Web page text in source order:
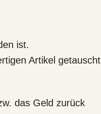
ist.
Artikel getauscht
das Geld zurück